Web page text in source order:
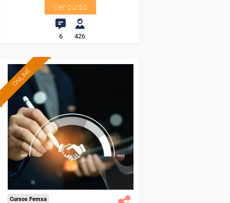
Ver curso
6 426
ONLINE
Formación 100%
Para desempleados,
trabajadores y autónomos.
Sector
-Grandes Almacenes.
Cursos Femxa